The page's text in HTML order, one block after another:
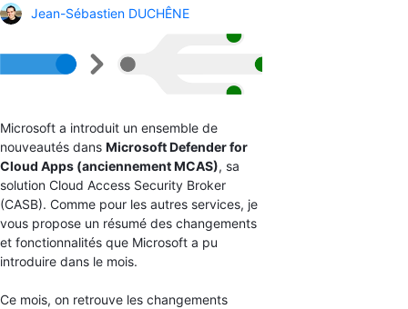
Jean-Sébastien DUCHÊNE
Microsoft a introduit un ensemble de
nouveautés dans Microsoft Defender for
Cloud Apps (anciennement MCAS), sa
solution Cloud Access Security Broker
(CASB). Comme pour les autres services, je
vous propose un résumé des changements
et fonctionnalités que Microsoft a pu
introduire dans le mois.
Ce mois, on retrouve les changements